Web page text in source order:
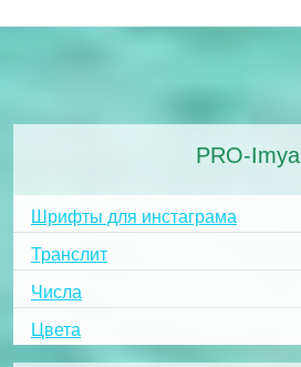
PRO-Imya
Шрифты для инстаграма
Транслит
Числа
Цвета